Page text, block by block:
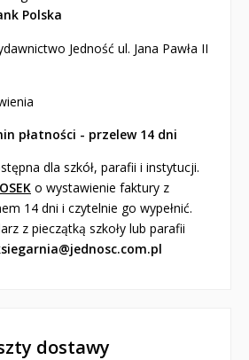
Polska
Jedność ul. Jana Pawła II
płatności - przelew 14 dni
dla szkół, parafii i instytucji.
o wystawienie faktury z
14 dni i czytelnie go wypełnić.
z pieczątką szkoły lub parafii
dostawy